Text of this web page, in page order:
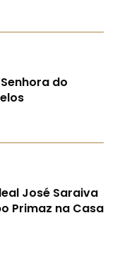
do
José Saraiva
Primaz na Casa